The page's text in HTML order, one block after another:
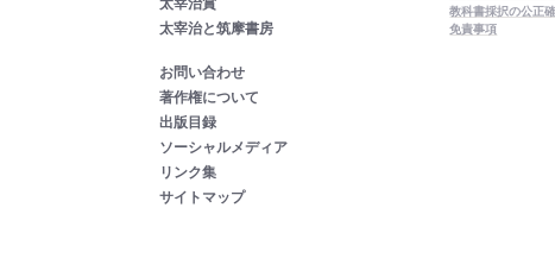
太宰治と筑摩書房
お問い合わせ
著作権について
出版目録
ソーシャルメディア
リンク集
サイトマップ
教科書採択の公正
免責事項